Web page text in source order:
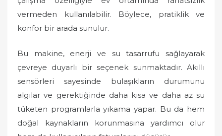
vermeden kullanılabilir. Böylece, pratiklik ve
konfor bir arada sunulur.
Bu makine, enerji ve su tasarrufu sağlayarak
çevreye duyarlı bir seçenek sunmaktadır. Akıllı
sensörleri sayesinde bulaşıkların durumunu
algılar ve gerektiğinde daha kısa ve daha az su
tüketen programlarla yıkama yapar. Bu da hem
doğal kaynakların korunmasına yardımcı olur